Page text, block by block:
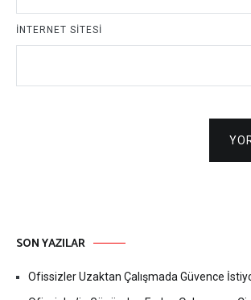
İNTERNET SITESI
SON YAZILAR
Ofissizler Uzaktan Çalışmada Güvence